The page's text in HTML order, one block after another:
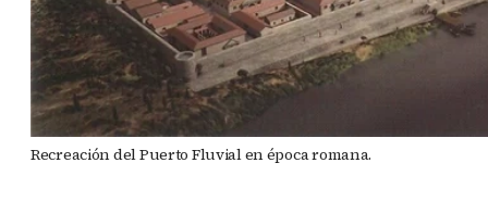
Recreación del Puerto Fluvial en época romana.